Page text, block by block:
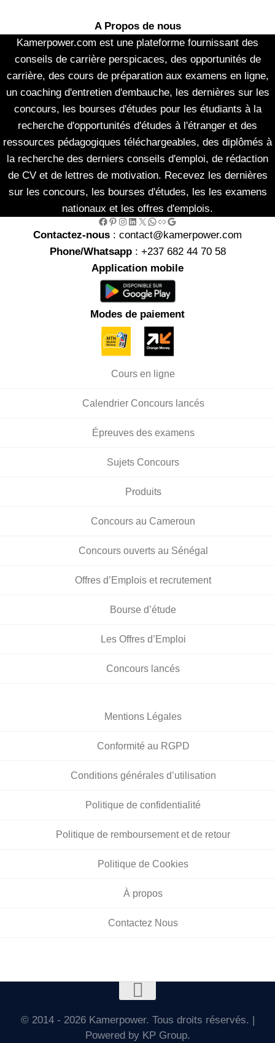
A Propos de nous
Kamerpower.com est une plateforme fournissant des
conseils de carrière perspicaces, des opportunités de
carrière, des cours de préparation aux examens en ligne,
un coaching d'entretien d'embauche, les dernières sur les
concours, les bourses d'études pour les étudiants à la
recherche d'opportunités d'études à l'étranger et des
ressources pédagogiques téléchargeables, des diplômés à
la recherche des derniers conseils d'emploi, de rédaction
de CV et de lettres de motivation. Recevez les dernières
sur les concours, les bourses d'études, les les examens
nationaux et les offres d'emplois.
Facebook Pinterest Instagram LinkedIn X WhatsApp Link Google
Contactez-nous : contact@kamerpower.com
Phone/Whatsapp: +237 682 44 70 58
Application mobile
Modes de paiement
Cours en ligne
Calendrier Concours lancés
Épreuves des examens
Sujets Concours
Produits
Concours au Cameroun
Concours ouverts au Sénégal
Offres d’Emplois et recrutement
Bourse d’étude
Les Offres d’Emploi
Concours lancés
Mentions Légales
Conformité au RGPD
Conditions générales d’utilisation
Politique de confidentialité
Politique de remboursement et de retour
Politique de Cookies
À propos
Contactez Nous
© 2014 - 2026 Kamerpower. Tous droits réservés. |
Powered by KP Group.